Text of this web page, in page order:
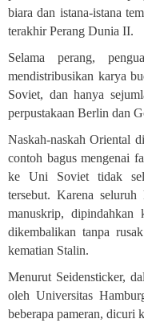
biara dan istana-istana
terakhir Perang Dunia II.
Selama perang,
mendistribusikan karya
Soviet, dan hanya
perpustakaan Berlin dan
Naskah-naskah Oriental
contoh bagus mengenai
ke Uni Soviet tidak
tersebut. Karena
manuskrip,
dikembalikan tanpa
kematian Stalin.
Menurut Seidensticker,
oleh Universitas
beberapa pameran, dicuri